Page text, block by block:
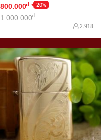
800.000đ -20%
1.000.000đ
2.918